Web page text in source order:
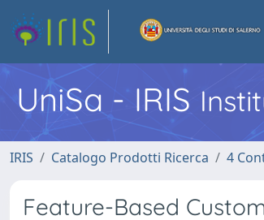
UniSa - IRIS
IRIS Catalogo Prodotti Ricerca 4
Feature-Based